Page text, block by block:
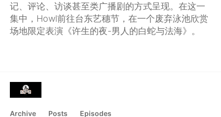
记、评论、访谈甚至类广播剧的方式呈现。在这一
集中，Howl前往台东艺穗节，在一个废弃泳池欣赏
场地限定表演《许生的夜-男人的白蛇与法海》。
Archive Posts Episodes